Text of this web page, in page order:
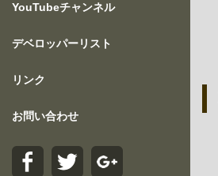
YouTubeチャンネル
デベロッパーリスト
リンク
お問い合わせ